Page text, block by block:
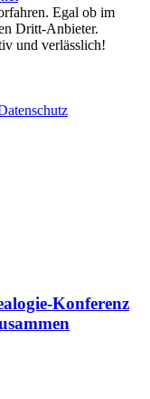
Egal ob im
Dritt-Anbieter.
und verlässlich!
Konferenz